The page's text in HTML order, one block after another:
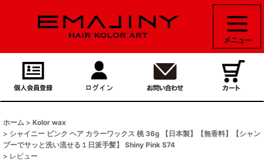
ホーム > Kolor wax
> シャイニー ピンク ヘア カラーワックス 桃 36g 【日本製】【無香料】【シャン
プーでサッと洗い流せる１日派手髪】 Shiny Pink S74
> レビュー